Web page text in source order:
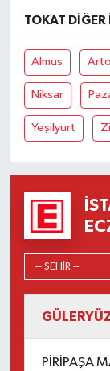
TOKAT DIĞER
Almus
Niksar
Yeşilyurt
PİRİPAŞA